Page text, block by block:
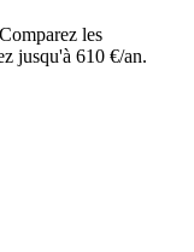
les
jusqu'à 610 €/an.